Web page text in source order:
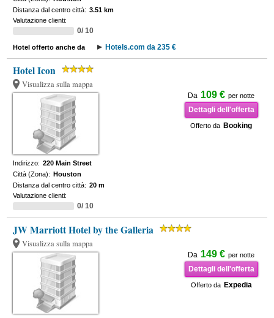
Distanza dal centro città: 3.51 km
Valutazione clienti:
0/ 10
Hotel offerto anche da Hotels.com da 235 €
Hotel Icon
Visualizza sulla mappa
Da 109 € per notte
Dettagli dell'offerta
Offerto da Booking
Indirizzo: 220 Main Street
Città (Zona): Houston
Distanza dal centro città: 20 m
Valutazione clienti:
0/ 10
JW Marriott Hotel by the Galleria
Visualizza sulla mappa
Da 149 € per notte
Dettagli dell'offerta
Offerto da Expedia